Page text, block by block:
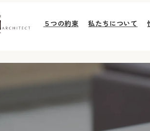
５つの約束 私たちについて